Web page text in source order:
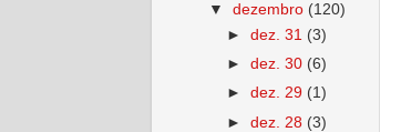
▼dezembro (120)
►dez. 31 (3)
►dez. 30 (6)
►dez. 29 (1)
►dez. 28 (3)